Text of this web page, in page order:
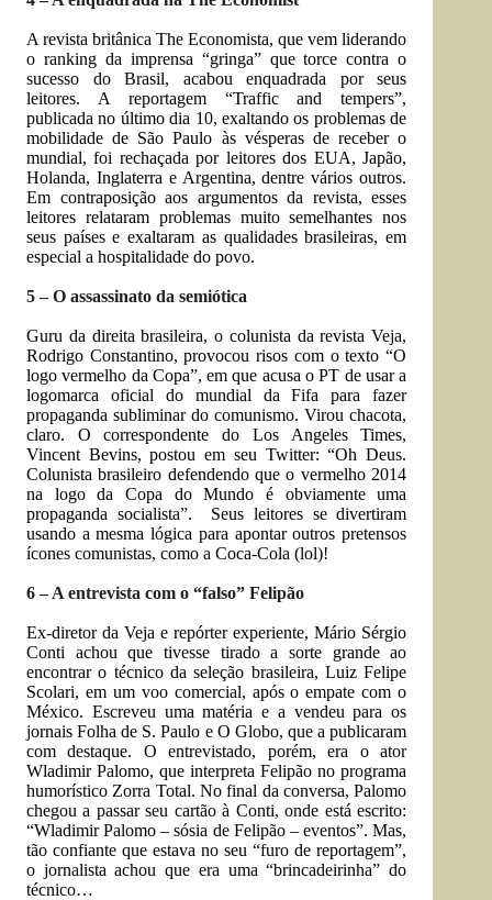
A revista britânica The Economista, que vem liderando
o ranking da imprensa “gringa” que torce contra o
sucesso do Brasil, acabou enquadrada por seus
leitores. A reportagem “Traffic and tempers”,
publicada no último dia 10, exaltando os problemas de
mobilidade de São Paulo às vésperas de receber o
mundial, foi rechaçada por leitores dos EUA, Japão,
Holanda, Inglaterra e Argentina, dentre vários outros.
Em contraposição aos argumentos da revista, esses
leitores relataram problemas muito semelhantes nos
seus países e exaltaram as qualidades brasileiras, em
especial a hospitalidade do povo.
5 – O assassinato da semiótica
Guru da direita brasileira, o colunista da revista Veja,
Rodrigo Constantino, provocou risos com o texto “O
logo vermelho da Copa”, em que acusa o PT de usar a
logomarca oficial do mundial da Fifa para fazer
propaganda subliminar do comunismo. Virou chacota,
claro. O correspondente do Los Angeles Times,
Vincent Bevins, postou em seu Twitter: “Oh Deus.
Colunista brasileiro defendendo que o vermelho 2014
na logo da Copa do Mundo é obviamente uma
propaganda socialista”. Seus leitores se divertiram
usando a mesma lógica para apontar outros pretensos
ícones comunistas, como a Coca-Cola (lol)!
6 – A entrevista com o “falso” Felipão
Ex-diretor da Veja e repórter experiente, Mário Sérgio
Conti achou que tivesse tirado a sorte grande ao
encontrar o técnico da seleção brasileira, Luiz Felipe
Scolari, em um voo comercial, após o empate com o
México. Escreveu uma matéria e a vendeu para os
jornais Folha de S. Paulo e O Globo, que a publicaram
com destaque. O entrevistado, porém, era o ator
Wladimir Palomo, que interpreta Felipão no programa
humorístico Zorra Total. No final da conversa, Palomo
chegou a passar seu cartão à Conti, onde está escrito:
“Wladimir Palomo – sósia de Felipão – eventos”. Mas,
tão confiante que estava no seu “furo de reportagem”,
o jornalista achou que era uma “brincadeirinha” do
técnico…